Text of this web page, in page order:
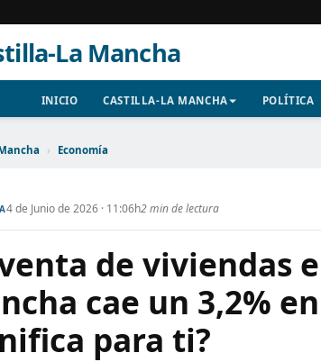
La Mancha
INICIO CASTILLA-LA MANCHA POLÍTICA
› Economía
4 de Junio de 2026 · 11:06h2 min de lectura
de viviendas
cae un 3,2%
para ti?